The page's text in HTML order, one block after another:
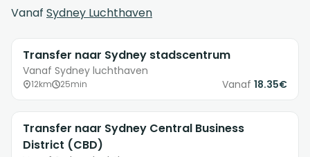
Vanaf Sydney Luchthaven
Transfer naar Sydney stadscentrum
Vanaf Sydney luchthaven
12km 25min Vanaf 18.35€
Transfer naar Sydney Central Business
District (CBD)